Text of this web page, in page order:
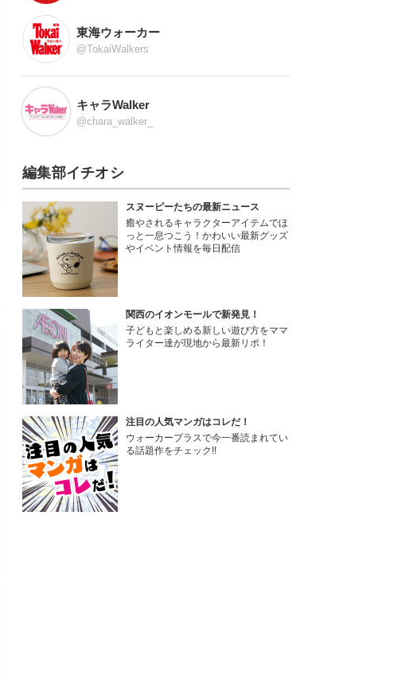
東海ウォーカー
@TokaiWalkers
キャラWalker
@chara_walker_
編集部イチオシ
スヌーピーたちの最新ニュース
癒やされるキャラクターアイテムでほ
っと一息つこう！かわいい最新グッズ
やイベント情報を毎日配信
関西のイオンモールで新発見！
子どもと楽しめる新しい遊び方をママ
ライター達が現地から最新リポ！
注目の人気マンガはコレだ！
ウォーカープラスで今一番読まれてい
る話題作をチェック!!